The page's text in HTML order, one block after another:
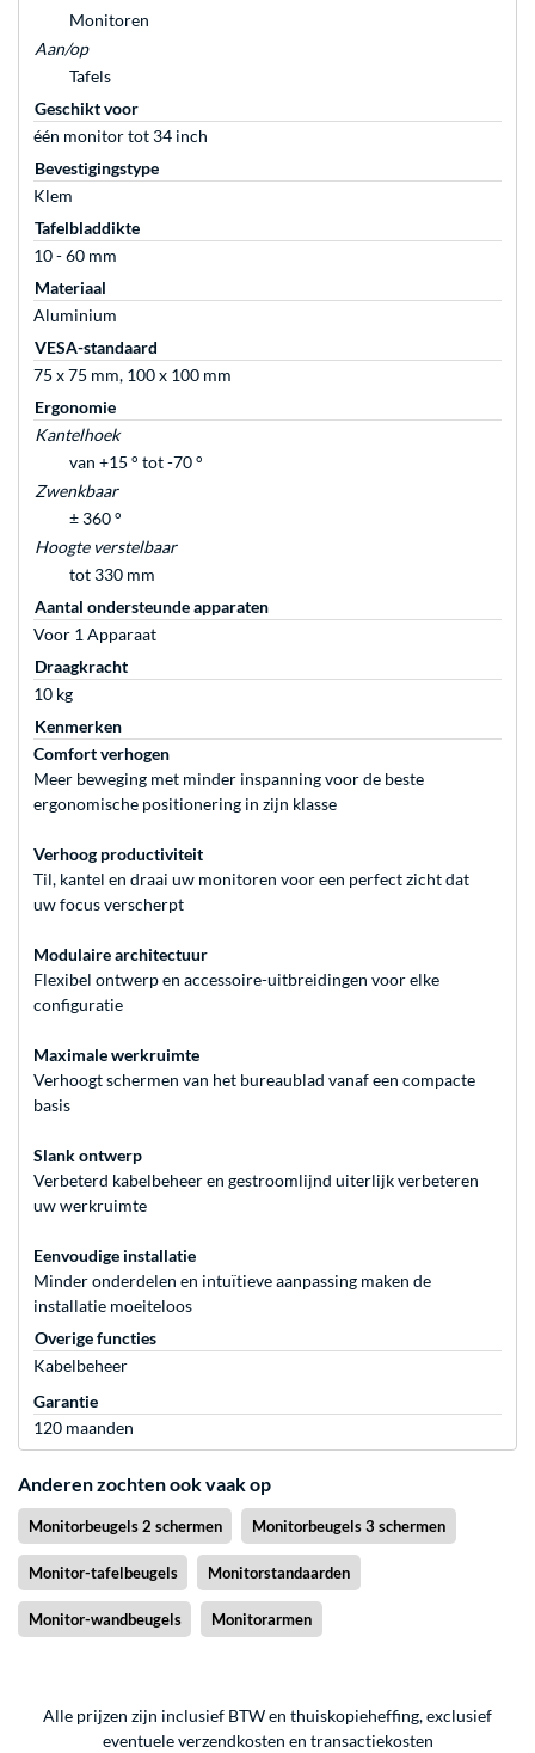
Monitoren
Aan/op
Tafels
Geschikt voor
één monitor tot 34 inch
Bevestigingstype
Klem
Tafelbladdikte
10 - 60 mm
Materiaal
Aluminium
VESA-standaard
75 x 75 mm, 100 x 100 mm
Ergonomie
Kantelhoek
van +15 ° tot -70 °
Zwenkbaar
± 360 °
Hoogte verstelbaar
tot 330 mm
Aantal ondersteunde apparaten
Voor 1 Apparaat
Draagkracht
10 kg
Kenmerken
Comfort verhogen
Meer beweging met minder inspanning voor de beste
ergonomische positionering in zijn klasse
Verhoog productiviteit
Til, kantel en draai uw monitoren voor een perfect zicht dat
uw focus verscherpt
Modulaire architectuur
Flexibel ontwerp en accessoire-uitbreidingen voor elke
configuratie
Maximale werkruimte
Verhoogt schermen van het bureaublad vanaf een compacte
basis
Slank ontwerp
Verbeterd kabelbeheer en gestroomlijnd uiterlijk verbeteren
uw werkruimte
Eenvoudige installatie
Minder onderdelen en intuïtieve aanpassing maken de
installatie moeiteloos
Overige functies
Kabelbeheer
Garantie
120 maanden
Anderen zochten ook vaak op
Monitorbeugels 2 schermen Monitorbeugels 3 schermen
Monitor-tafelbeugels Monitorstandaarden
Monitor-wandbeugels Monitorarmen
Alle prijzen zijn inclusief BTW en thuiskopieheffing, exclusief
eventueleverzendkosten en transactiekosten